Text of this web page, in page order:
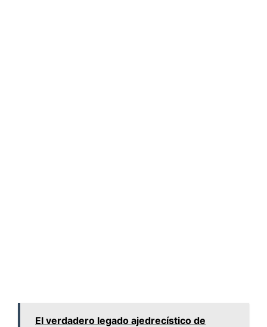
El verdadero legado ajedrecístico de